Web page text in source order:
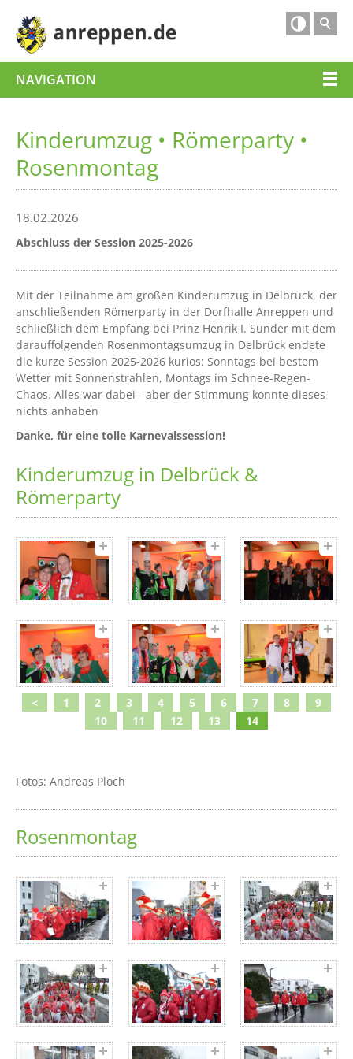

NAVIGATION
Kinderumzug • Römerparty •
Rosenmontag
18.02.2026
Abschluss der Session 2025-2026
Mit der Teilnahme am großen Kinderumzug in Delbrück, der
anschließenden Römerparty in der Dorfhalle Anreppen und
schließlich dem Empfang bei Prinz Henrik I. Sunder mit dem
darauffolgenden Rosenmontagsumzug in Delbrück endete
die kurze Session 2025-2026 kurios: Sonntags bei bestem
Wetter mit Sonnenstrahlen, Montags im Schnee-Regen-
Chaos. Alles war dabei - aber der Stimmung konnte dieses
nichts anhaben
Danke, für eine tolle Karnevalssession!
Kinderumzug in Delbrück &
Römerparty
< 1 2 3 4 5 6 7 8
9
10
11 12 13 14
Fotos: Andreas Ploch
Rosenmontag